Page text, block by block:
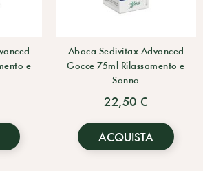
e
Aboca Sedivitax Advanced
Gocce 75ml Rilassamento e
Sonno
22,50 €
ACQUISTA